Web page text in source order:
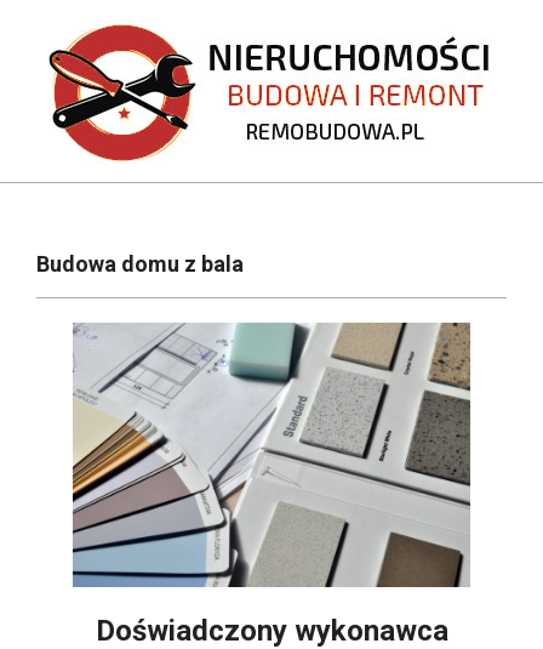
content
REMOBUDOWA.PL
NavigationBudowa domu z bala
Doświadczony wykonawca